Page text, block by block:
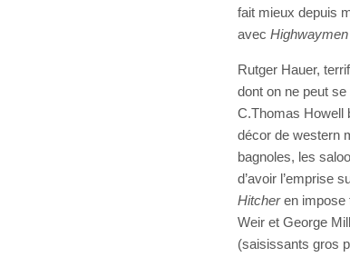
fait mieux depuis
avec
Rutger Hauer,
dont on ne peut
C.Thomas Howell
décor de western
bagnoles, les
d’avoir l’emprise
Hitcheren impose
Weir et George
(saisissants gros